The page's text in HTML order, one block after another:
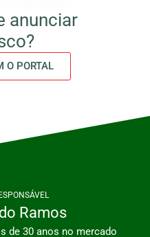
anunciar
O PORTAL
Ramos
de 30 anos no mercado